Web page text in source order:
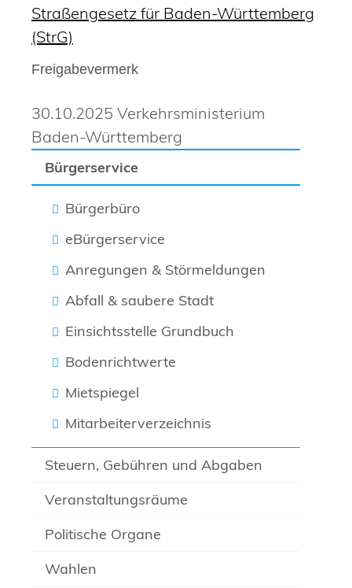
Bürgerservice
Bürgerbüro
eBürgerservice
Anregungen & Störmeldungen
Abfall & saubere Stadt
Einsichtsstelle Grundbuch
Bodenrichtwerte
Mietspiegel
Mitarbeiterverzeichnis
Steuern, Gebühren und Abgaben
Veranstaltungsräume
Politische Organe
Wahlen
Straßengesetz für Baden-Württemberg
(StrG)
Freigabevermerk
30.10.2025 Verkehrsministerium
Baden-Württemberg